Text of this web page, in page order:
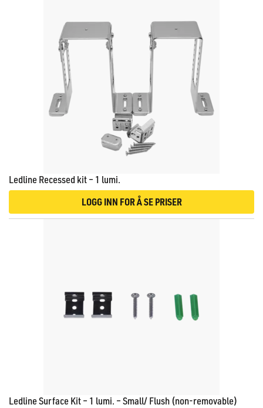
Ledline Recessed kit – 1 lumi.
LOGG INN FOR Å SE PRISER
Ledline Surface Kit – 1 lumi. – Small/ Flush (non-removable)